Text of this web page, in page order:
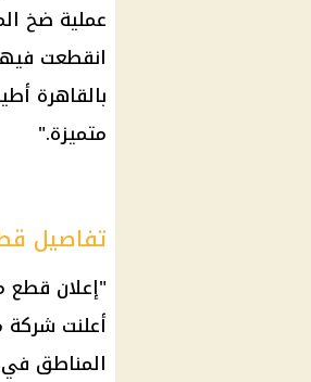
عملية ضخ
انقطعت
بالقاهرة
متميزة."
تفاصيل
"إعلان قطع
أعلنت شركة
المناطق في